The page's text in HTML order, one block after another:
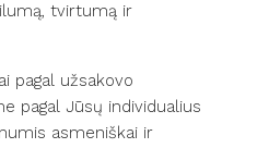
tvirtumą ir
pagal užsakovo
pagal Jūsų individualius
asmeniškai ir